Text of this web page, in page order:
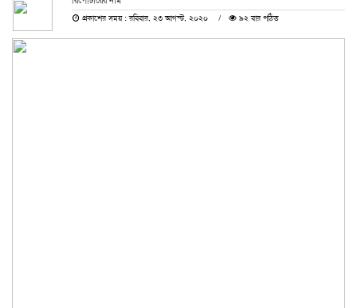
প্রকাশের সময় : রবিবার, ২৩ আগস্ট, ২০২০
৯২ বার পঠিত